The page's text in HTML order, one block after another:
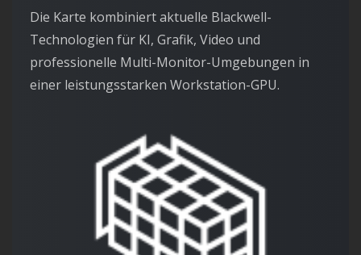
Die Karte kombiniert aktuelle Blackwell-
Technologien für KI, Grafik, Video und
professionelle Multi-Monitor-Umgebungen in
einer leistungsstarken Workstation-GPU.